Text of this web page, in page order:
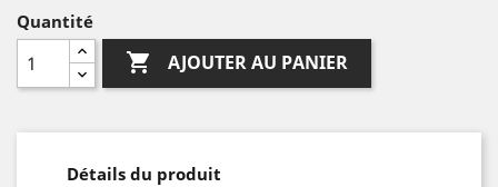
Quantité
 AJOUTER AU PANIER
Détails du produit